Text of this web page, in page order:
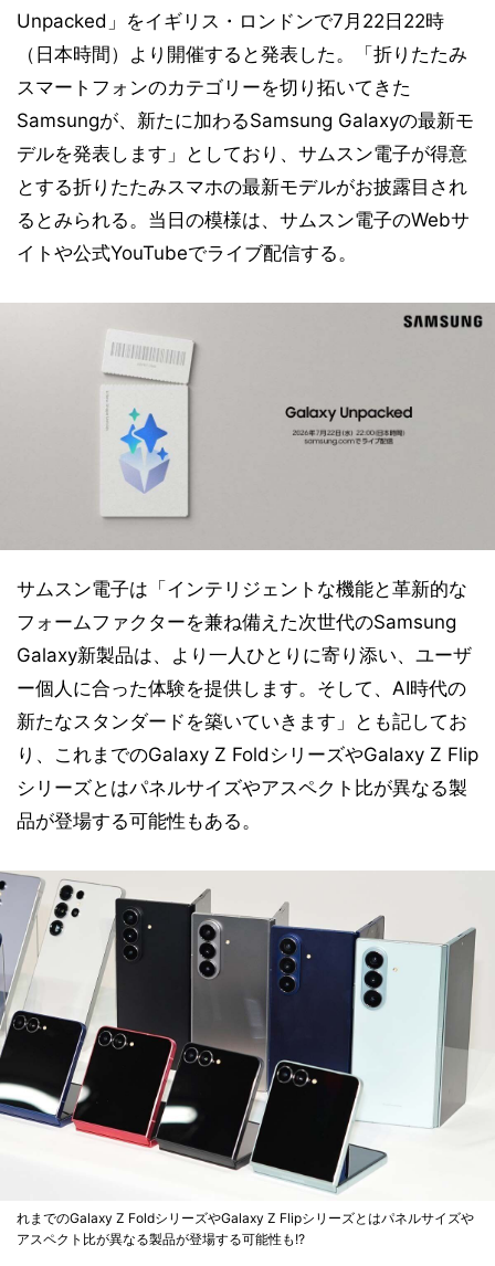
Unpacked」をイギリス・ロンドンで7月22日22時
（日本時間）より開催すると発表した。「折りたたみ
スマートフォンのカテゴリーを切り拓いてきた
Samsungが、新たに加わるSamsung Galaxyの最新モ
デルを発表します」としており、サムスン電子が得意
とする折りたたみスマホの最新モデルがお披露目され
るとみられる。当日の模様は、サムスン電子のWebサ
イトや公式YouTubeでライブ配信する。
サムスン電子は「インテリジェントな機能と革新的な
フォームファクターを兼ね備えた次世代のSamsung
Galaxy新製品は、より一人ひとりに寄り添い、ユーザ
ー個人に合った体験を提供します。そして、AI時代の
新たなスタンダードを築いていきます」とも記してお
り、これまでのGalaxy Z FoldシリーズやGalaxy Z Flip
シリーズとはパネルサイズやアスペクト比が異なる製
品が登場する可能性もある。
れまでのGalaxy Z FoldシリーズやGalaxy Z Flipシリーズとはパネルサイズや
アスペクト比が異なる製品が登場する可能性も!?